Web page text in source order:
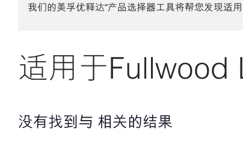
我们的美孚优释达℠产品选择器工具将帮您发现适
适用于Fullwood
没有找到与 相关的结果